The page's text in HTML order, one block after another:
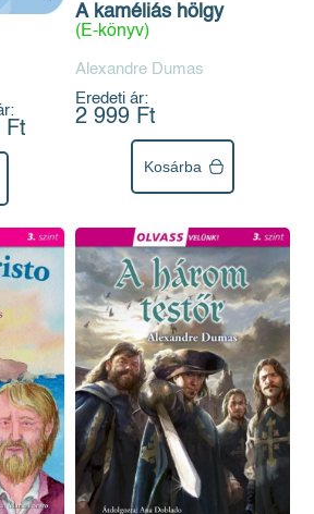
Ft
A kaméliás hölgy
(E-könyv)
Alexandre Dumas
Eredeti ár:
2 999 Ft
Kosárba